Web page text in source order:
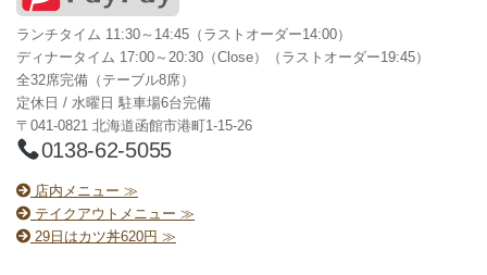
ランチタイム 11:30～14:45（ラストオーダー14:00）
ディナータイム 17:00～20:30（Close）（ラストオーダー19:45）
全32席完備（テーブル8席）
定休日 / 水曜日 駐車場6台完備
〒041-0821 北海道函館市港町1-15-26
0138-62-5055
店内メニュー ≫
テイクアウトメニュー ≫
29日はカツ丼620円 ≫